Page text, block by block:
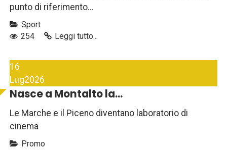
punto di riferimento...
Sport
254
Leggi tutto...
16
Lug2026
Nasce a Montalto la...
Le Marche e il Piceno diventano laboratorio di
cinema
Promo